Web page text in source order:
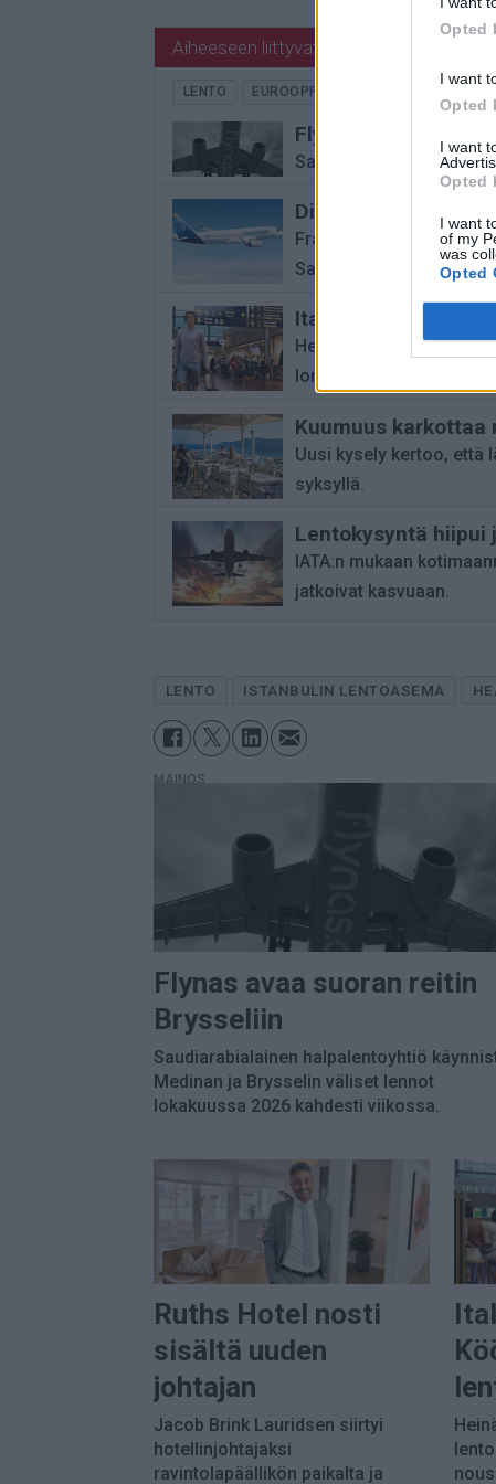
Opted
I want
Opted
I want
Opted
I want
of my
was
Opted
Aiheeseen liittyvät artikkelit
LENTO EUROOPPA EUROOPAN
Flynas avaa suoran
Saudiarabialainen
Discover Airlines
Frankfurtin ja Kajaanin
Saksan markkinoilta.
Italia kiihdyttää
Heinäkuussa
lomamaista nopeimmin.
Kuumuus karkottaa
Uusi kysely kertoo, että
syksyllä.
Lentokysyntä hiipui
IATA:n mukaan
jatkoivat kasvuaan.
LENTO ISTANBULIN LENTOASEMA
MAINOS
Flynas avaa suoran reitin
Brysseliin
Saudiarabialainen halpalentoyhtiö
Medinan ja Brysselin väliset lennot
lokakuussa 2026 kahdesti viikossa.
Ruths Hotel nosti
sisältä uuden
johtajan
Jacob Brink Lauridsen siirtyi
hotellinjohtajaksi
ravintolapäällikön paikalta ja